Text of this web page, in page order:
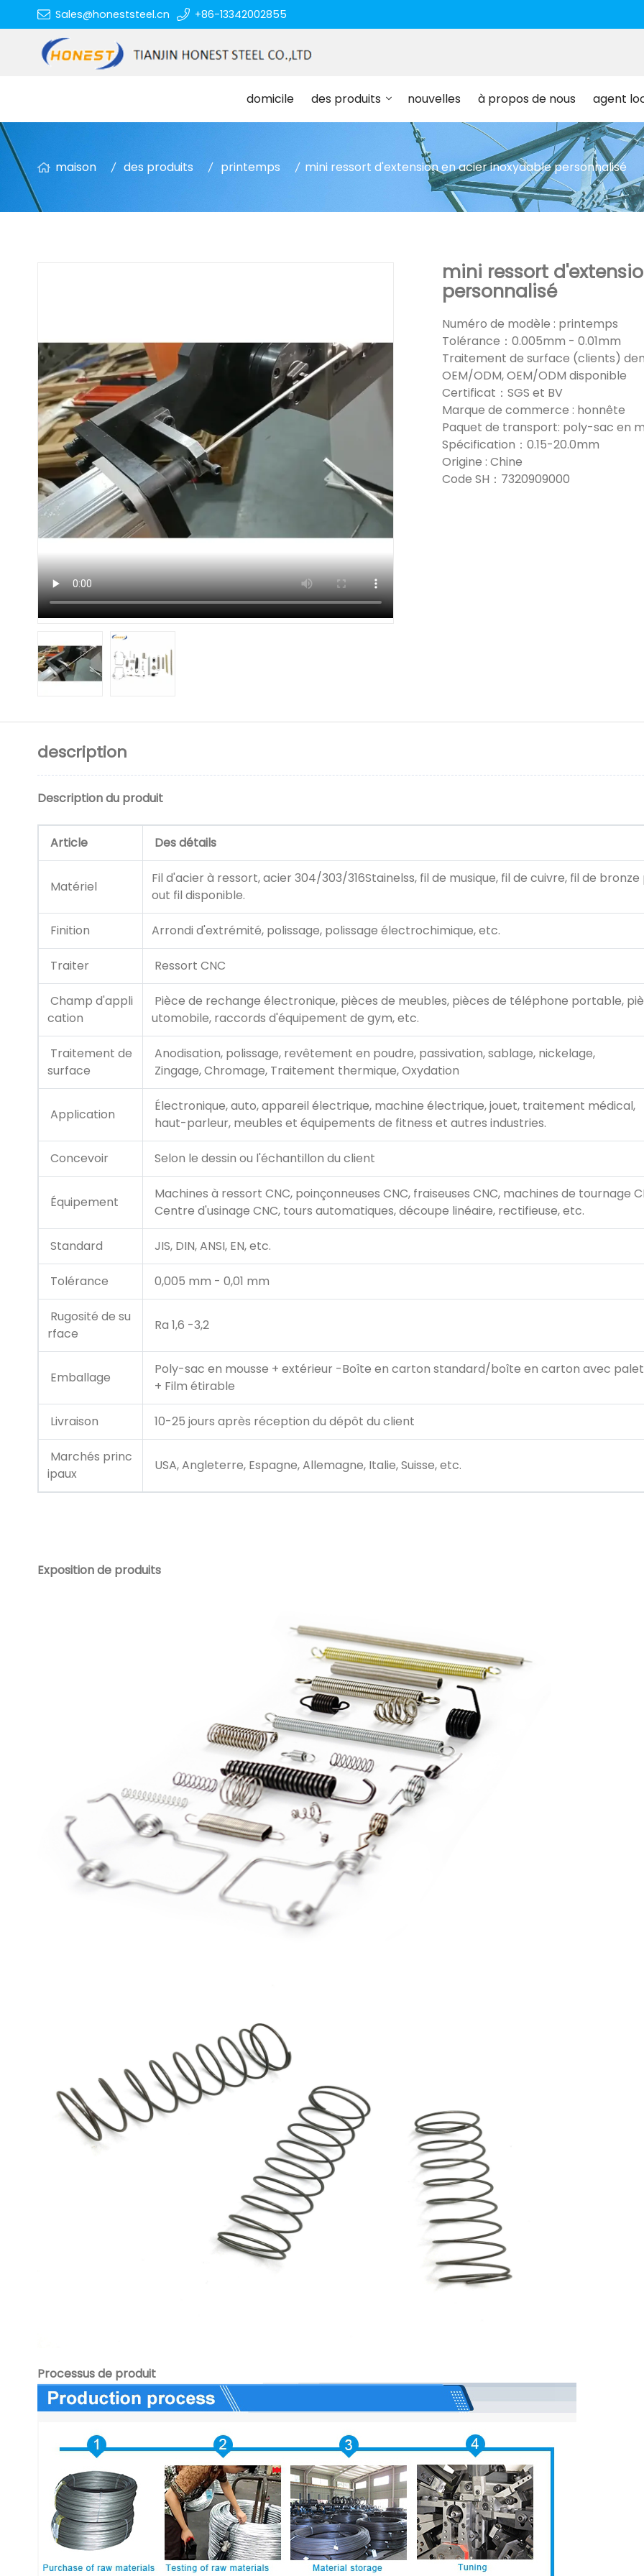
Sales@honeststeel.cn +86-13342002855
domicile des produits nouvelles à propos de nous agent
maison des produits printemps mini ressort d'extension en acier inoxydable personnalisé
mini ressort
personnalisé
Numéro de modèle : printemps
Tolérance：0.005mm - 0.01mm
Traitement de surface (clients)
OEM/ODM, OEM/ODM disponible
Certificat：SGS et BV
Marque de commerce : honnête
Paquet de transport: poly-sac en
Spécification：0.15-20.0mm
Origine : Chine
Code SH：7320909000
description
Description du produit
Article Des détails
Matériel
Fil d'acier à ressort, acier 304/303/316Stainelss, fil de musique, fil de cuivre, fil de
out fil disponible.
Finition Arrondi d'extrémité, polissage, polissage électrochimique, etc.
Traiter Ressort CNC
Champ d'appli
cation
Pièce de rechange électronique, pièces de meubles, pièces de téléphone portable,
utomobile, raccords d'équipement de gym, etc.
Traitement de
surface
Anodisation, polissage, revêtement en poudre, passivation, sablage, nickelage,
Zingage, Chromage, Traitement thermique, Oxydation
Application
Électronique, auto, appareil électrique, machine électrique, jouet, traitement médical,
haut-parleur, meubles et équipements de fitness et autres industries.
Concevoir Selon le dessin ou l'échantillon du client
Équipement
Machines à ressort CNC, poinçonneuses CNC, fraiseuses CNC, machines de tournage
Centre d'usinage CNC, tours automatiques, découpe linéaire, rectifieuse, etc.
Standard JIS, DIN, ANSI, EN, etc.
Tolérance 0,005 mm - 0,01 mm
Rugosité de su
rface
Ra 1,6 -3,2
Emballage
Poly-sac en mousse + extérieur -Boîte en carton standard/boîte en carton avec
+ Film étirable
Livraison 10-25 jours après réception du dépôt du client
Marchés princ
ipaux
USA, Angleterre, Espagne, Allemagne, Italie, Suisse, etc.
Exposition de produits
Processus de produit